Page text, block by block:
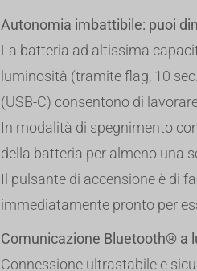
Autonomia imbattibile: puoi
La batteria ad altissima
luminosità (tramite flag, 10
(USB-C) consentono di
In modalità di spegnimento
della batteria per almeno una
Il pulsante di accensione è di
immediatamente pronto per
Comunicazione Bluetooth® a
Connessione ultrastabile e